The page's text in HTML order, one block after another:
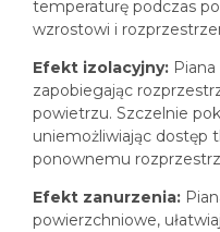
temperaturę podczas
wzrostowi i
Efekt izolacyjny:
zapobiegając
powietrzu. Szczelnie
uniemożliwiając dostęp
ponownemu
Efekt zanurzenia:
powierzchniowe,